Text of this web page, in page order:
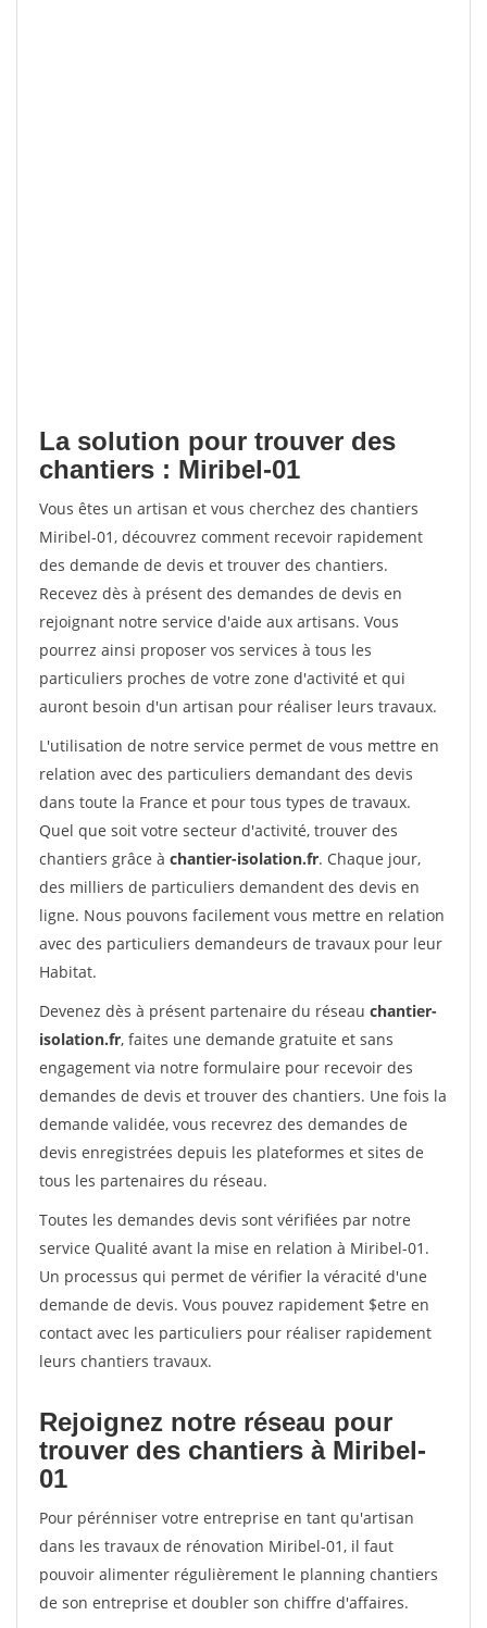
La solution pour trouver des
chantiers : Miribel-01
Vous êtes un artisan et vous cherchez des chantiers
Miribel-01, découvrez comment recevoir rapidement
des demande de devis et trouver des chantiers.
Recevez dès à présent des demandes de devis en
rejoignant notre service d'aide aux artisans. Vous
pourrez ainsi proposer vos services à tous les
particuliers proches de votre zone d'activité et qui
auront besoin d'un artisan pour réaliser leurs travaux.
L'utilisation de notre service permet de vous mettre en
relation avec des particuliers demandant des devis
dans toute la France et pour tous types de travaux.
Quel que soit votre secteur d'activité, trouver des
chantiers grâce à chantier-isolation.fr. Chaque jour,
des milliers de particuliers demandent des devis en
ligne. Nous pouvons facilement vous mettre en relation
avec des particuliers demandeurs de travaux pour leur
Habitat.
Devenez dès à présent partenaire du réseau chantier-
isolation.fr, faites une demande gratuite et sans
engagement via notre formulaire pour recevoir des
demandes de devis et trouver des chantiers. Une fois la
demande validée, vous recevrez des demandes de
devis enregistrées depuis les plateformes et sites de
tous les partenaires du réseau.
Toutes les demandes devis sont vérifiées par notre
service Qualité avant la mise en relation à Miribel-01.
Un processus qui permet de vérifier la véracité d'une
demande de devis. Vous pouvez rapidement $etre en
contact avec les particuliers pour réaliser rapidement
leurs chantiers travaux.
Rejoignez notre réseau pour
trouver des chantiers à Miribel-
01
Pour pérénniser votre entreprise en tant qu'artisan
dans les travaux de rénovation Miribel-01, il faut
pouvoir alimenter régulièrement le planning chantiers
de son entreprise et doubler son chiffre d'affaires.